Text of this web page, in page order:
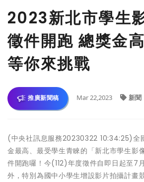
2023新北市學生
徵件開跑 總獎金
等你來挑戰
推廣新聞稿 Mar 22,2023 新聞
(中央社訊息服務20230322 10:34:25)全
金最高、最受學生青睞的「新北市學生影
件開跑囉！今(112)年度徵件自即日起至7
外，特別為國中小學生增設影片拍攝計畫